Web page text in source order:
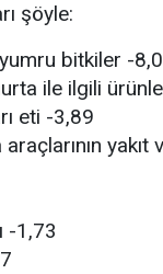
şöyle:
bitkiler -
ile ilgili
eti -3,89
yakıt
-1,73